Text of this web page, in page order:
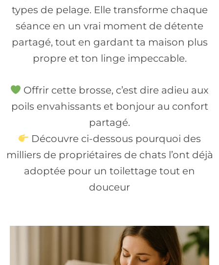
types de pelage. Elle transforme chaque
séance en un vrai moment de détente
partagé, tout en gardant ta maison plus
propre et ton linge impeccable.
Offrir cette brosse, c’est dire adieu aux
poils envahissants et bonjour au confort
partagé.
Découvre ci-dessous pourquoi des
milliers de propriétaires de chats l’ont déjà
adoptée pour un toilettage tout en
douceur